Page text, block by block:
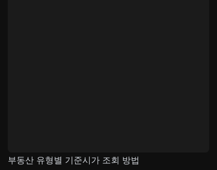
부동산 유형별 기준시가 조회 방법